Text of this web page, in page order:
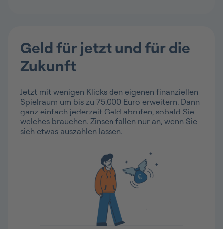
Akzeptieren
Powered by
Consent Management
Geld für jetzt und für die
Zukunft
Jetzt mit wenigen Klicks den eigenen finanziellen
Spielraum um bis zu 75.000 Euro erweitern. Dann
ganz einfach jederzeit Geld abrufen, sobald Sie
welches brauchen. Zinsen fallen nur an, wenn Sie
sich etwas auszahlen lassen.